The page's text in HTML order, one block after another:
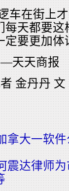
车在街上
每天都要
定要更加
—天天商
者 金丹丹
拿大一软
震达律师